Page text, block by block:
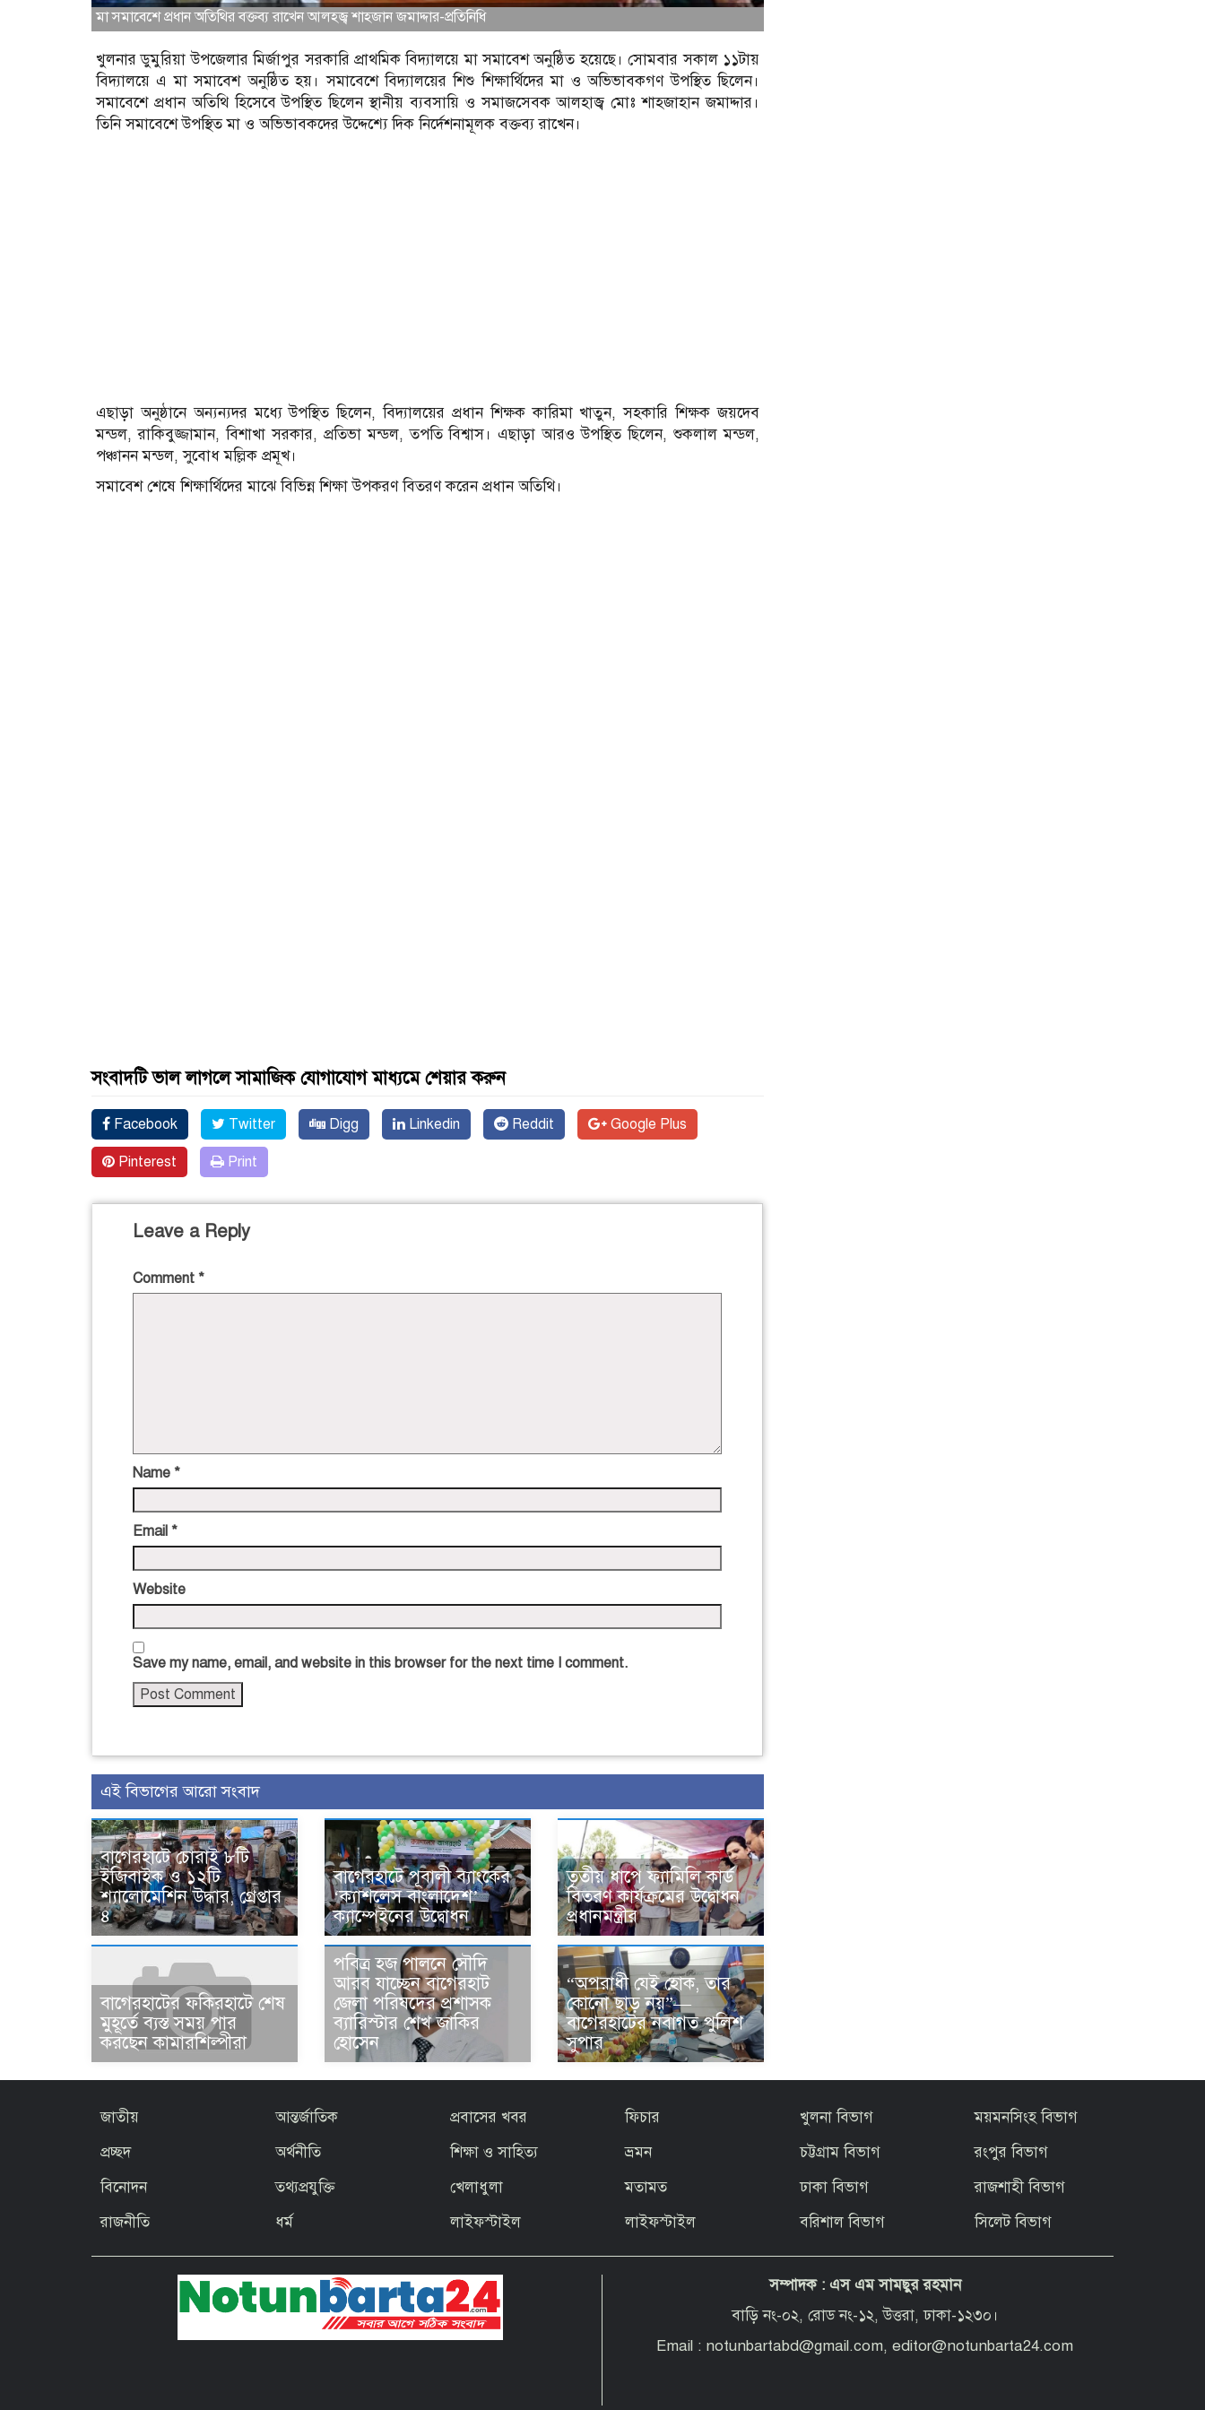
মা সমাবেশে প্রধান অতিথির বক্তব্য রাখেন আলহজ্ব শাহজান জমাদ্দার-প্রতিনিধি
খুলনার ডুমুরিয়া উপজেলার মির্জাপুর সরকারি প্রাথমিক বিদ্যালয়ে মা সমাবেশ অনুষ্ঠিত হয়েছে। সোমবার সকাল ১১টায়
বিদ্যালয়ে এ মা সমাবেশ অনুষ্ঠিত হয়। সমাবেশে বিদ্যালয়ের শিশু শিক্ষার্থিদের মা ও অভিভাবকগণ উপস্থিত ছিলেন।
সমাবেশে প্রধান অতিথি হিসেবে উপস্থিত ছিলেন স্থানীয় ব্যবসায়ি ও সমাজসেবক আলহাজ্ব মোঃ শাহজাহান জমাদ্দার।
তিনি সমাবেশে উপস্থিত মা ও অভিভাবকদের উদ্দেশ্যে দিক নির্দেশনামূলক বক্তব্য রাখেন।
এছাড়া অনুষ্ঠানে অন্যন্যদর মধ্যে উপস্থিত ছিলেন, বিদ্যালয়ের প্রধান শিক্ষক কারিমা খাতুন, সহকারি শিক্ষক জয়দেব
মন্ডল, রাকিবুজ্জামান, বিশাখা সরকার, প্রতিভা মন্ডল, তপতি বিশ্বাস। এছাড়া আরও উপস্থিত ছিলেন, শুকলাল মন্ডল,
পঞ্চানন মন্ডল, সুবোধ মল্লিক প্রমূখ।
সমাবেশ শেষে শিক্ষার্থিদের মাঝে বিভিন্ন শিক্ষা উপকরণ বিতরণ করেন প্রধান অতিথি।
সংবাদটি ভাল লাগলে সামাজিক যোগাযোগ মাধ্যমে শেয়ার করুন
Facebook Twitter Digg Linkedin Reddit Google Plus
Pinterest Print
Leave a Reply
Comment *
Name *
Email *
Website
Save my name, email, and website in this browser for the next time I comment.
এই বিভাগের আরো সংবাদ
বাগেরহাটে চোরাই ৮টি
ইজিবাইক ও ১২টি
শ্যালোমেশিন উদ্ধার, গ্রেপ্তার
৪
বাগেরহাটে পূবালী ব্যাংকের
‘ক্যাশলেস বাংলাদেশ’
ক্যাম্পেইনের উদ্বোধন
তৃতীয় ধাপে ফ্যামিলি কার্ড
বিতরণ কার্যক্রমের উদ্বোধন
প্রধানমন্ত্রীর
বাগেরহাটের ফকিরহাটে শেষ
মুহূর্তে ব্যস্ত সময় পার
করছেন কামারশিল্পীরা
পবিত্র হজ পালনে সৌদি
আরব যাচ্ছেন বাগেরহাট
জেলা পরিষদের প্রশাসক
ব্যারিস্টার শেখ জাকির
হোসেন
“অপরাধী যেই হোক, তার
কোনো ছাড় নয়”—
বাগেরহাটের নবাগত পুলিশ
সুপার
জাতীয়
প্রচ্ছদ
বিনোদন
রাজনীতি
আন্তর্জাতিক
অর্থনীতি
তথ্যপ্রযুক্তি
ধর্ম
প্রবাসের খবর
শিক্ষা ও সাহিত্য
খেলাধুলা
লাইফস্টাইল
ফিচার
ভ্রমন
মতামত
লাইফস্টাইল
খুলনা বিভাগ
চট্টগ্রাম বিভাগ
ঢাকা বিভাগ
বরিশাল বিভাগ
ময়মনসিংহ বিভাগ
রংপুর বিভাগ
রাজশাহী বিভাগ
সিলেট বিভাগ
সম্পাদক : এস এম সামছুর রহমান
বাড়ি নং-০২, রোড নং-১২, উত্তরা, ঢাকা-১২৩০।
Email : notunbartabd@gmail.com, editor@notunbarta24.com